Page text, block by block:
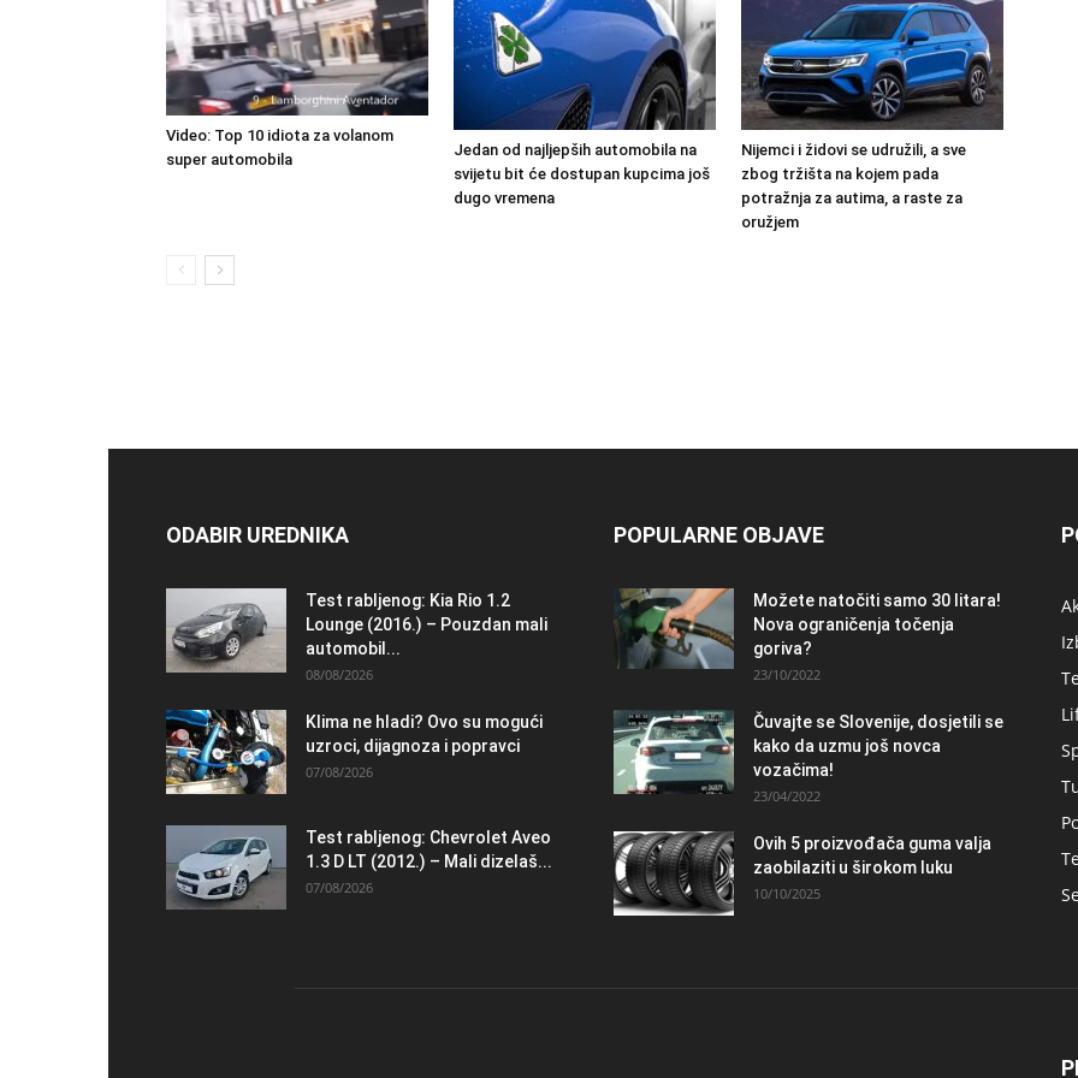
Video: Top 10 idiota za volanom
super automobila
Jedan od najljepših automobila na
svijetu bit će dostupan kupcima još
dugo vremena
Nijemci i židovi se udružili, a sve
zbog tržišta na kojem pada
potražnja za autima, a raste za
oružjem
ODABIR UREDNIKA
Test rabljenog: Kia Rio 1.2
Lounge (2016.) – Pouzdan mali
automobil...
08/08/2026
Klima ne hladi? Ovo su mogući
uzroci, dijagnoza i popravci
07/08/2026
Test rabljenog: Chevrolet Aveo
1.3 D LT (2012.) – Mali dizelaš...
07/08/2026
POPULARNE OBJAVE
Možete natočiti samo 30 litara!
Nova ograničenja točenja
goriva?
23/10/2022
Čuvajte se Slovenije, dosjetili se
kako da uzmu još novca
vozačima!
23/04/2022
Ovih 5 proizvođača guma valja
zaobilaziti u širokom luku
10/10/2025